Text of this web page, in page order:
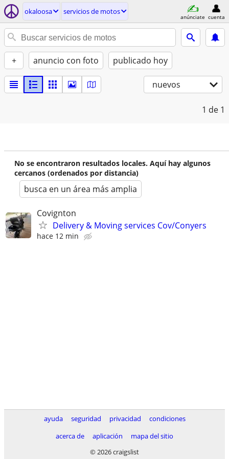
okaloosa servicios de motos
anúnciate cuenta
+ anuncio con foto publicado hoy
nuevos
1 de 1
No se encontraron resultados locales. Aquí hay algunos
cercanos (ordenados por distancia)
busca en un área más amplia
Covignton
Delivery & Moving services Cov/Conyers
hace 12 min
ayuda seguridad privacidad
condiciones
acerca de
aplicación
mapa del sitio
© 2026 craigslist